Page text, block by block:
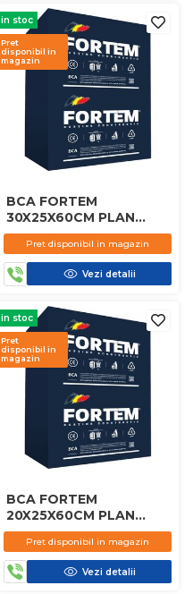
in stoc
Pret
disponibil in
magazin
BCA FORTEM
30X25X60CM PLAN
D450
Pret disponibil in magazin
Vezi detalii
in stoc
Pret
disponibil in
magazin
BCA FORTEM
20X25X60CM PLAN
D450
Pret disponibil in magazin
Vezi detalii